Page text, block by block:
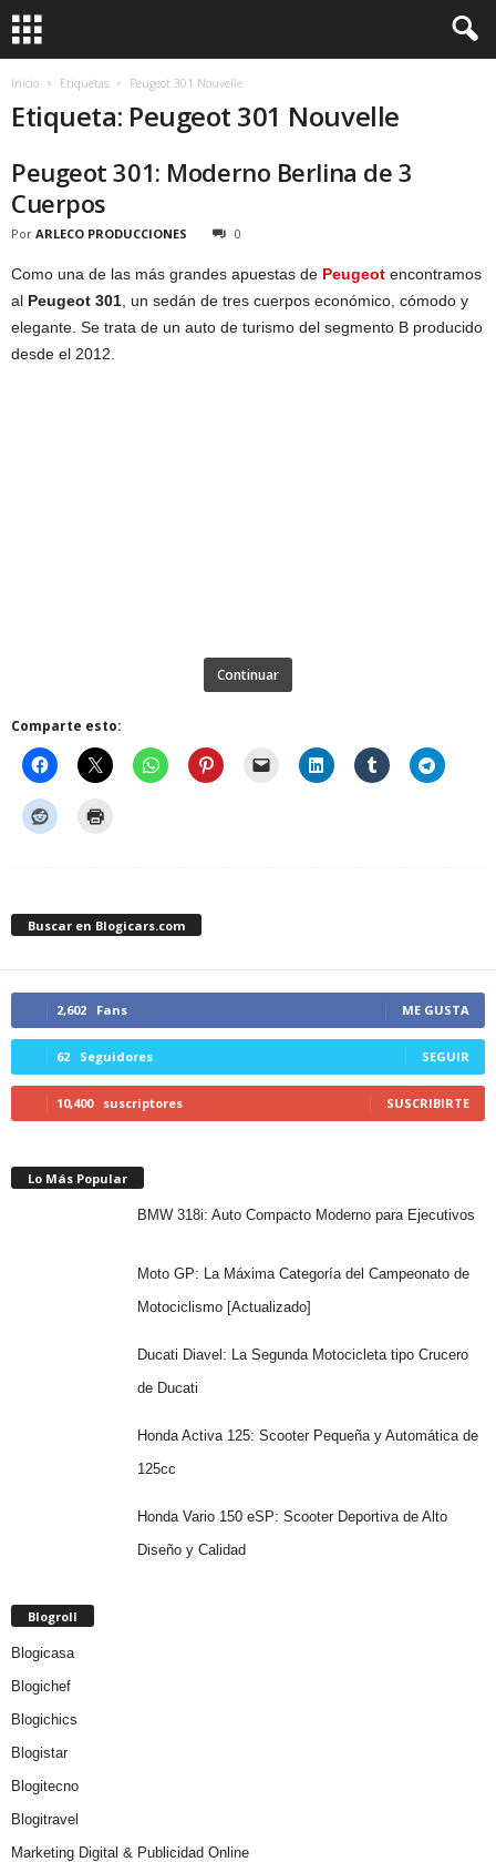
Inicio Etiquetas Peugeot 301 Nouvelle
Etiqueta: Peugeot 301 Nouvelle
Peugeot 301: Moderno Berlina de 3
Cuerpos
Por ARLECO PRODUCCIONES 0
Como una de las más grandes apuestas de Peugeot encontramos
al Peugeot 301 , un sedán de tres cuerpos económico, cómodo y
elegante. Se trata de un auto de turismo del segmento B producido
desde el 2012.
Continuar
Comparte esto:
Buscar en Blogicars.com
2,602 Fans ME GUSTA
62 Seguidores SEGUIR
10,400 suscriptores SUSCRIBIRTE
Lo Más Popular
BMW 318i: Auto Compacto Moderno para Ejecutivos
Moto GP: La Máxima Categoría del Campeonato de
Motociclismo [Actualizado]
Ducati Diavel: La Segunda Motocicleta tipo Crucero
de Ducati
Honda Activa 125: Scooter Pequeña y Automática de
125cc
Honda Vario 150 eSP: Scooter Deportiva de Alto
Diseño y Calidad
Blogroll
Blogicasa
Blogichef
Blogichics
Blogistar
Blogitecno
Blogitravel
Marketing Digital & Publicidad Online